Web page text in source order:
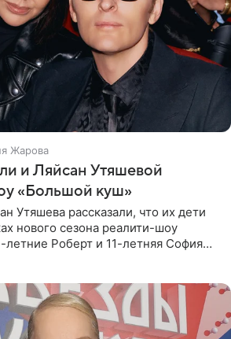
Жарова
и Ляйсан Утяшевой
«Большой куш»
Утяшева рассказали, что их дети
нового сезона реалити-шоу
Роберт и 11-летняя София